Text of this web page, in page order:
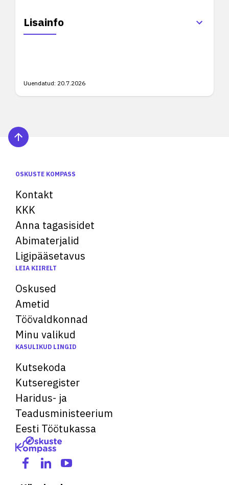
Lisainfo
Uuendatud: 20.7.2026
OSKUSTE KOMPASS
Kontakt
KKK
Anna tagasisidet
Abimaterjalid
Ligipääsetavus
LEIA KIIRELT
Oskused
Ametid
Töövaldkonnad
Minu valikud
KASULIKUD LINGID
Kutsekoda
Kutseregister
Haridus- ja
Teadusministeerium
Eesti Töötukassa